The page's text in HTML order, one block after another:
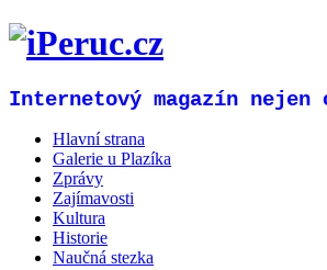
Internetový magazín nejen
Hlavní strana
Galerie u Plazíka
Zprávy
Zajímavosti
Kultura
Historie
Naučná stezka